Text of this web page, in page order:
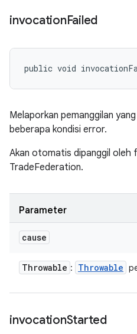
invocationFailed
public void
Melaporkan pemanggilan
beberapa kondisi error.
Akan otomatis dipanggil oleh
TradeFederation.
Parameter
cause
Throwable : Throwable
invocationStarted